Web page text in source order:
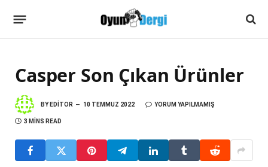
Casper Son Çıkan Ürünler
BY EDITOR 10 TEMMUZ 2022 YORUM YAPILMAMIŞ
3 MINS READ